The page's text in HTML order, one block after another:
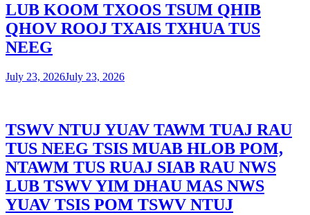
LUB KOOM TXOOS TSUM QHIB
QHOV ROOJ TXAIS TXHUA TUS
NEEG
July 23, 2026July 23, 2026
TSWV NTUJ YUAV TAWM TUAJ RAU
TUS NEEG TSIS MUAB HLOB POM,
NTAWM TUS RUAJ SIAB RAU NWS
LUB TSWV YIM DHAU MAS NWS
YUAV TSIS POM TSWV NTUJ